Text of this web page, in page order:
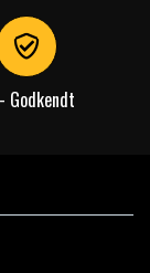
Godkendt